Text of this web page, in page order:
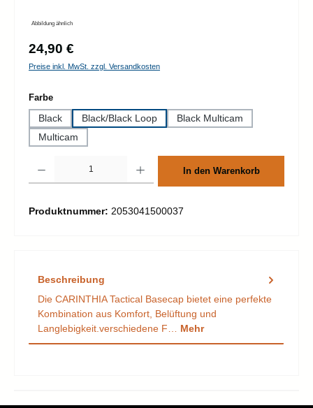
Abbildung ähnlich
Regulärer Preis:
24,90 €
Preise inkl. MwSt. zzgl. Versandkosten
Farbeauswählen
Black Black/Black Loop
Black Multicam
Multicam
In den Warenkorb
Produktnummer: 2053041500037
Beschreibung
Die CARINTHIA Tactical Basecap bietet eine perfekte
Kombination aus Komfort, Belüftung und
Langlebigkeit.verschiedene F… Mehr